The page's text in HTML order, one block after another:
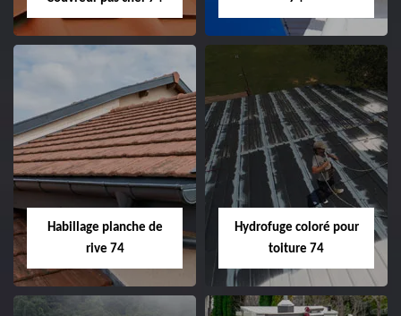
Habillage planche de
rive 74
Hydrofuge coloré pour
toiture 74